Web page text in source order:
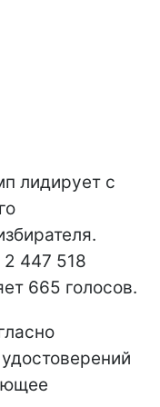
лидирует с
447 518
665 голосов.